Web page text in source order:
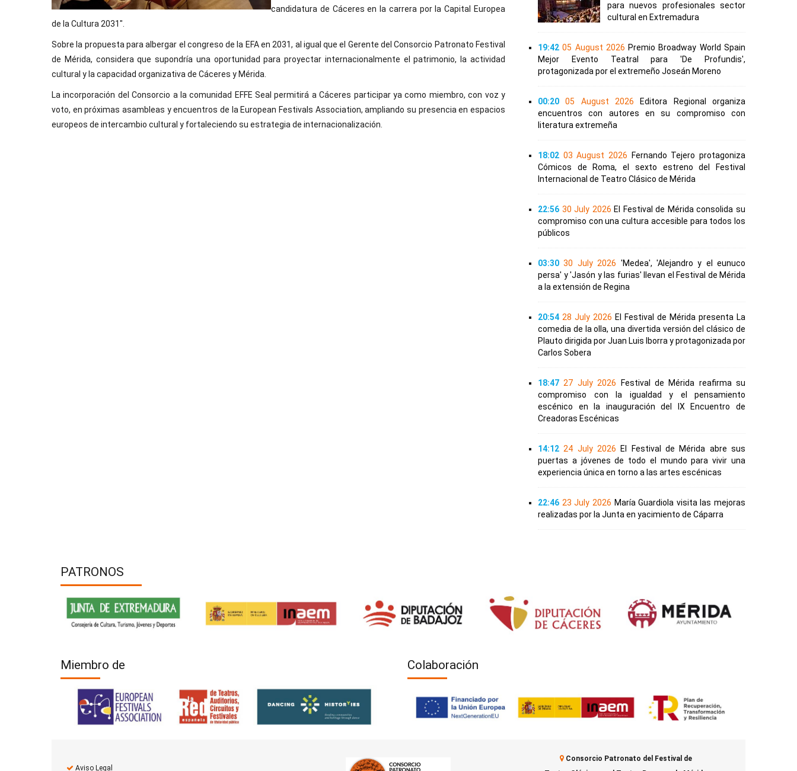
candidatura de Cáceres en la carrera por la Capital Europea
de la Cultura 2031".
Sobre la propuesta para albergar el congreso de la EFA en 2031, al igual que el Gerente del Consorcio Patronato Festival
de Mérida, considera que supondría una oportunidad para proyectar internacionalmente el patrimonio, la actividad
cultural y la capacidad organizativa de Cáceres y Mérida.
La incorporación del Consorcio a la comunidad EFFE Seal permitirá a Cáceres participar ya como miembro, con voz y
voto, en próximas asambleas y encuentros de la European Festivals Association, ampliando su presencia en espacios
europeos de intercambio cultural y fortaleciendo su estrategia de internacionalización.
para nuevos profesionales sector
cultural en Extremadura
19:42 05 August 2026 Premio Broadway World Spain
Mejor Evento Teatral para 'De Profundis',
protagonizada por el extremeño Joseán Moreno
00:20 05 August 2026
Editora Regional organiza
encuentros con autores en su compromiso con
literatura extremeña
18:02 03 August 2026
Fernando Tejero protagoniza
Cómicos de Roma, el sexto estreno del Festival
Internacional de Teatro Clásico de Mérida
22:56 30 July 2026 El Festival de Mérida consolida su
compromiso con una cultura accesible para todos los
públicos
03:30 30 July 2026 'Medea', 'Alejandro y el eunuco
persa' y 'Jasón y las furias' llevan el Festival de Mérida
a la extensión de Regina
20:54 28 July 2026 El Festival de Mérida presenta La
comedia de la olla, una divertida versión del clásico de
Plauto dirigida por Juan Luis Iborra y protagonizada por
Carlos Sobera
18:47 27 July 2026
Festival de Mérida reafirma su
compromiso con la igualdad y el pensamiento
escénico en la inauguración del IX Encuentro de
Creadoras Escénicas
14:12 24 July 2026
El Festival de Mérida abre sus
puertas a jóvenes de todo el mundo para vivir una
experiencia única en torno a las artes escénicas
22:46 23 July 2026 María Guardiola visita las mejoras
realizadas por la Junta en yacimiento de Cáparra
PATRONOS
Miembro de Colaboración
Aviso Legal
Consorcio Patronato del Festival de